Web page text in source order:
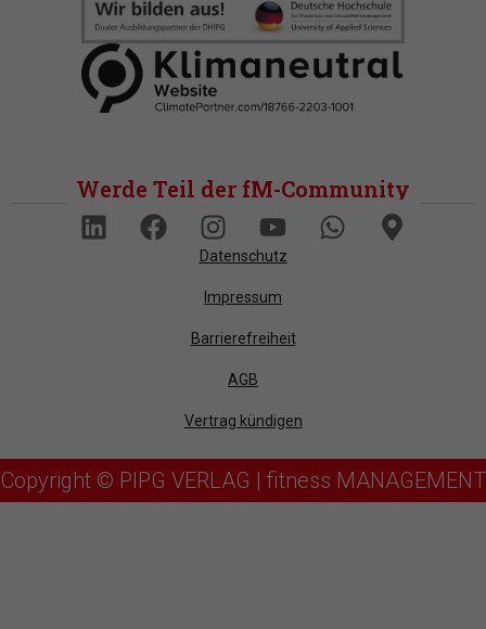
Werde Teil der fM-Community
Datenschutz
Impressum
Barrierefreiheit
AGB
Vertrag kündigen
Copyright © PIPG VERLAG | fitness MANAGEMENT